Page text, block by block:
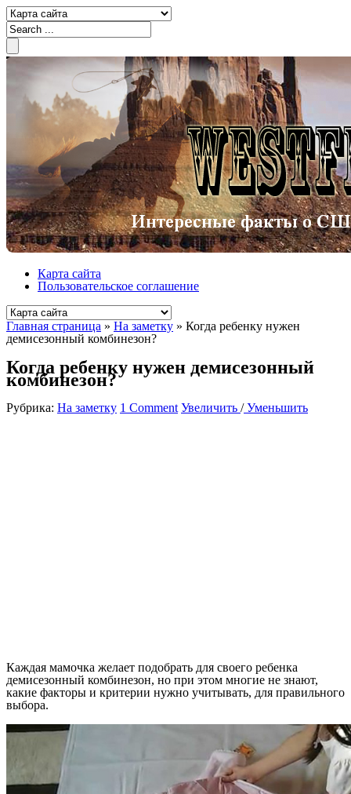
Карта сайта
Пользовательское соглашение
Главная страница » На заметку » Когда ребенку нужен
демисезонный комбинезон?
Когда ребенку нужен демисезонный
комбинезон?
Рубрика: На заметку 1 Comment Увеличить /Уменьшить
Каждая мамочка желает подобрать для своего ребенка
демисезонный комбинезон, но при этом многие не знают,
какие факторы и критерии нужно учитывать, для правильного
выбора.